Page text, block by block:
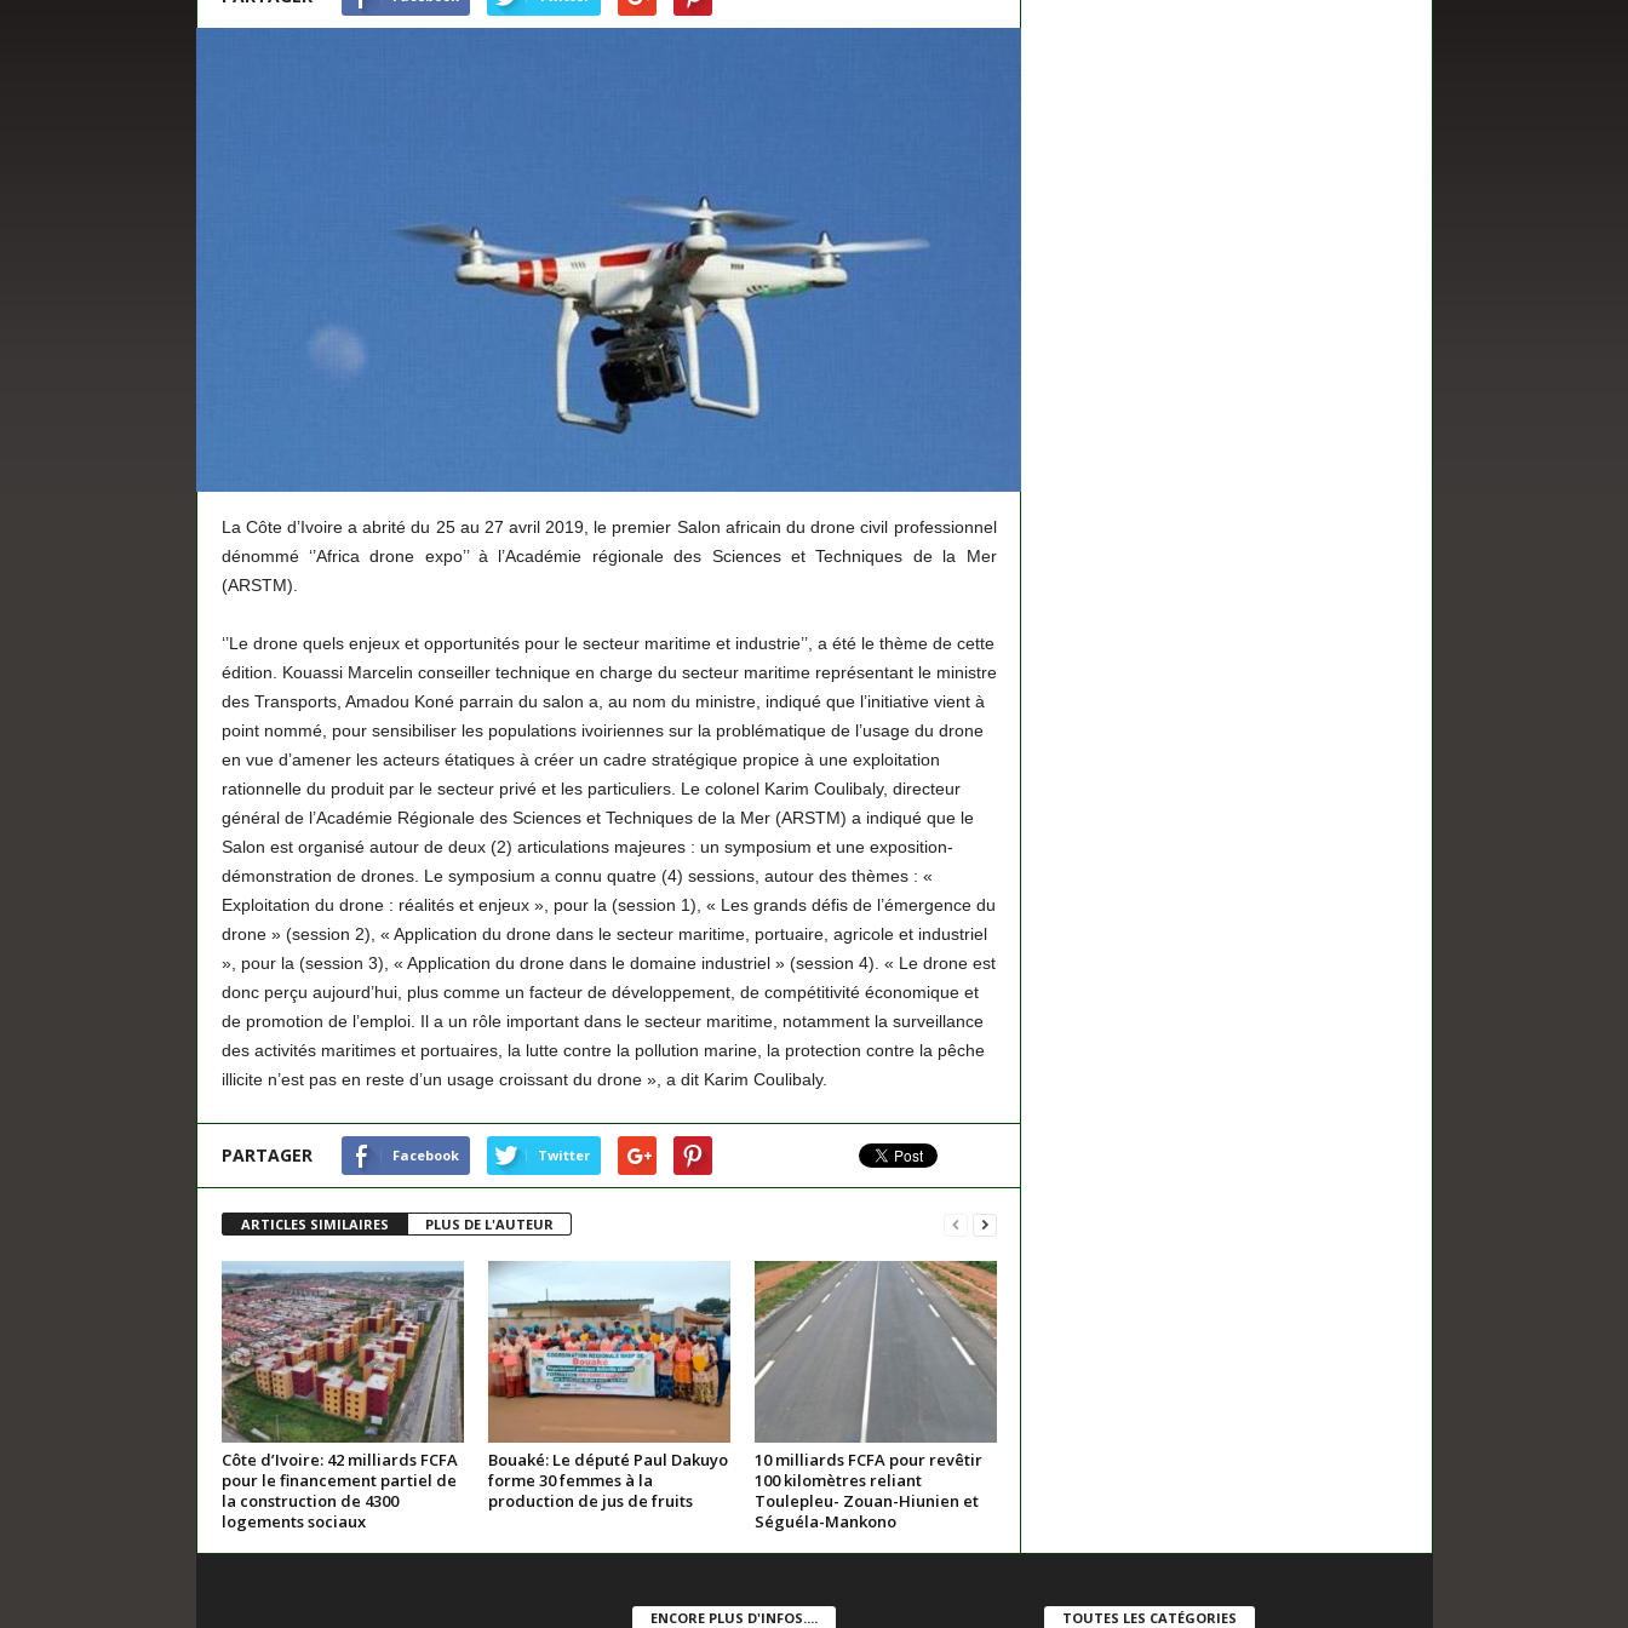
La Côte d’Ivoire a abrité du 25 au 27 avril 2019, le premier Salon africain du drone civil professionnel
dénommé ‘’Africa drone expo’’ à l’Académie régionale des Sciences et Techniques de la Mer
(ARSTM).
‘’Le drone quels enjeux et opportunités pour le secteur maritime et industrie’’, a été le thème de cette
édition. Kouassi Marcelin conseiller technique en charge du secteur maritime représentant le ministre
des Transports, Amadou Koné parrain du salon a, au nom du ministre, indiqué que l’initiative vient à
point nommé, pour sensibiliser les populations ivoiriennes sur la problématique de l’usage du drone
en vue d’amener les acteurs étatiques à créer un cadre stratégique propice à une exploitation
rationnelle du produit par le secteur privé et les particuliers. Le colonel Karim Coulibaly, directeur
général de l’Académie Régionale des Sciences et Techniques de la Mer (ARSTM) a indiqué que le
Salon est organisé autour de deux (2) articulations majeures : un symposium et une exposition-
démonstration de drones. Le symposium a connu quatre (4) sessions, autour des thèmes : «
Exploitation du drone : réalités et enjeux », pour la (session 1), « Les grands défis de l’émergence du
drone » (session 2), « Application du drone dans le secteur maritime, portuaire, agricole et industriel
», pour la (session 3), « Application du drone dans le domaine industriel » (session 4). « Le drone est
donc perçu aujourd’hui, plus comme un facteur de développement, de compétitivité économique et
de promotion de l’emploi. Il a un rôle important dans le secteur maritime, notamment la surveillance
des activités maritimes et portuaires, la lutte contre la pollution marine, la protection contre la pêche
illicite n’est pas en reste d’un usage croissant du drone », a dit Karim Coulibaly.
PARTAGER Facebook Twitter
ARTICLES SIMILAIRES PLUS DE L'AUTEUR
Côte d’Ivoire: 42 milliards FCFA
pour le financement partiel de
la construction de 4300
logements sociaux
Bouaké: Le député Paul Dakuyo
forme 30 femmes à la
production de jus de fruits
10 milliards FCFA pour revêtir
100 kilomètres reliant
Toulepleu- Zouan-Hiunien et
Séguéla-Mankono
ENCORE PLUS D'INFOS.... TOUTES LES CATÉGORIES